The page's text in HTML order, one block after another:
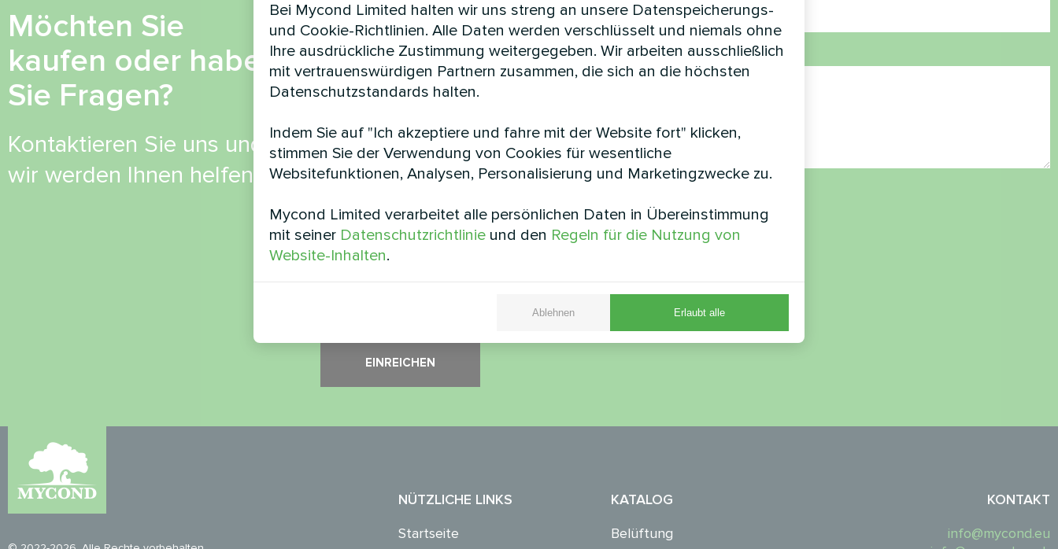
Möchten Sie
kaufen oder haben
Sie Fragen?
Kontaktieren Sie uns und
wir werden Ihnen helfen
Kommentar
Sicherheitsüberprüfung*
NÜTZLICHE LINKS
Startseite
KATALOG
Belüftung
KONTAKT
info@mycond.eu
Bei Mycond Limited halten wir uns streng an unsere Datenspeicherungs-
und Cookie-Richtlinien. Alle Daten werden verschlüsselt und niemals ohne
Ihre ausdrückliche Zustimmung weitergegeben. Wir arbeiten ausschließlich
mit vertrauenswürdigen Partnern zusammen, die sich an die höchsten
Datenschutzstandards halten.
Indem Sie auf "Ich akzeptiere und fahre mit der Website fort" klicken,
stimmen Sie der Verwendung von Cookies für wesentliche
Websitefunktionen, Analysen, Personalisierung und Marketingzwecke zu.
Mycond Limited verarbeitet alle persönlichen Daten in Übereinstimmung
mit seiner Datenschutzrichtlinie und den Regeln für die Nutzung von
Website-Inhalten.
Ablehnen Erlaubt alle